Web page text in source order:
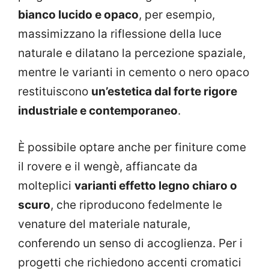
bianco lucido e opaco, per esempio,
massimizzano la riflessione della luce
naturale e dilatano la percezione spaziale,
mentre le varianti in cemento o nero opaco
restituiscono un’estetica dal forte rigore
industriale e contemporaneo.
È possibile optare anche per finiture come
il rovere e il wengè, affiancate da
molteplici varianti effetto legno chiaro o
scuro, che riproducono fedelmente le
venature del materiale naturale,
conferendo un senso di accoglienza. Per i
progetti che richiedono accenti cromatici